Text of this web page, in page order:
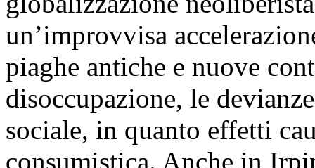
un’improvvisa
piaghe antiche e nuove
disoccupazione, le
sociale, in quanto effetti
consumistica. Anche in